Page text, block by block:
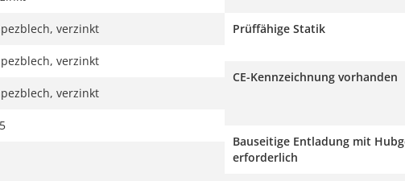
verzinkt
verzinkt
verzinkt
Prüffähige Statik
CE-Kennzeichnung vorhanden
Bauseitige Entladung mit
erforderlich